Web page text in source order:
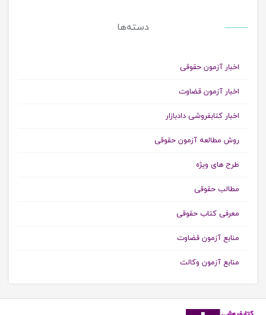
دسته‌ها
اخبار آزمون حقوقی
اخبار آزمون قضاوت
اخبار کتابفروشی دادبازار
روش مطالعه آزمون حقوقی
طرح های ویژه
مطالب حقوقی
معرفی کتاب حقوقی
منابع آزمون قضاوت
منابع آزمون وکالت